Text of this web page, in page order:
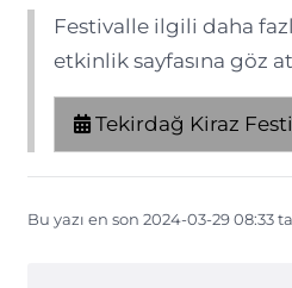
Festivalle ilgili daha
etkinlik sayfasına göz
Tekirdağ Kiraz
Bu yazı en son 2024-03-29